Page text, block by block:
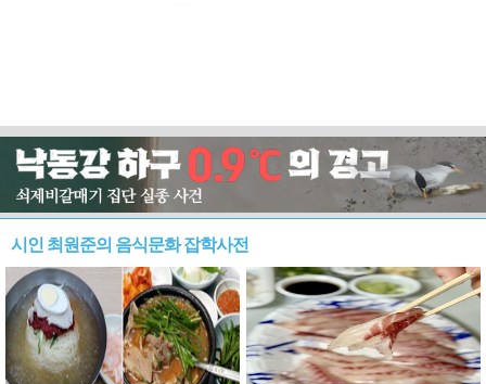
시인 최원준의 음식문화 잡학사전